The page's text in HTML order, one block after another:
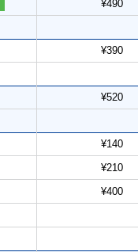
¥490
¥390
¥520
¥140
¥210
¥400